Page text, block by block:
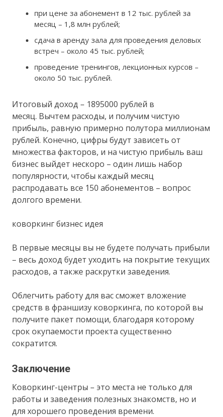
при цене за абонемент в 12 тыс. рублей за
месяц – 1,8 млн рублей;
сдача в аренду зала для проведения деловых
встреч – около 45 тыс. рублей;
проведение тренингов, лекционных курсов –
около 50 тыс. рублей.
Итоговый доход – 1895000 рублей в
месяц. Вычтем расходы, и получим чистую
прибыль, равную примерно полутора миллионам
рублей. Конечно, цифры будут зависеть от
множества факторов, и на чистую прибыль ваш
бизнес выйдет нескоро – один лишь набор
популярности, чтобы каждый месяц
распродавать все 150 абонементов – вопрос
долгого времени.
коворкинг бизнес идея
В первые месяцы вы не будете получать прибыли
– весь доход будет уходить на покрытие текущих
расходов, а также раскрутки заведения.
Облегчить работу для вас сможет вложение
средств в франшизу коворкинга, по которой вы
получите пакет помощи, благодаря которому
срок окупаемости проекта существенно
сократится.
Заключение
Коворкинг-центры – это места не только для
работы и заведения полезных знакомств, но и
для хорошего проведения времени.